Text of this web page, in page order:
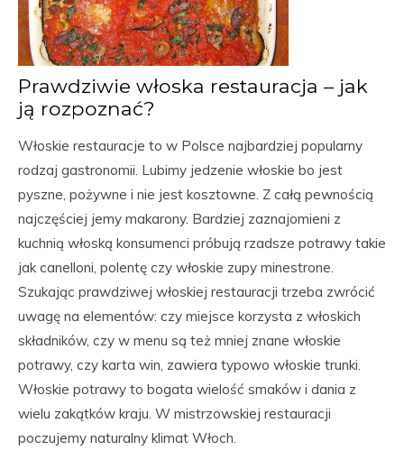
Prawdziwie włoska restauracja – jak
ją rozpoznać?
Włoskie restauracje to w Polsce najbardziej popularny
rodzaj gastronomii. Lubimy jedzenie włoskie bo jest
pyszne, pożywne i nie jest kosztowne. Z całą pewnością
najczęściej jemy makarony. Bardziej zaznajomieni z
kuchnią włoską konsumenci próbują rzadsze potrawy takie
jak canelloni, polentę czy włoskie zupy minestrone.
Szukając prawdziwej włoskiej restauracji trzeba zwrócić
uwagę na elementów: czy miejsce korzysta z włoskich
składników, czy w menu są też mniej znane włoskie
potrawy, czy karta win, zawiera typowo włoskie trunki.
Włoskie potrawy to bogata wielość smaków i dania z
wielu zakątków kraju. W mistrzowskiej restauracji
poczujemy naturalny klimat Włoch.